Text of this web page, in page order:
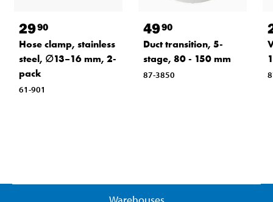
2990
Hose clamp, stainless
steel, ∅13–16 mm, 2-
pack
61-901
4990
Duct transition, 5-
stage, 80 - 150 mm
87-3850